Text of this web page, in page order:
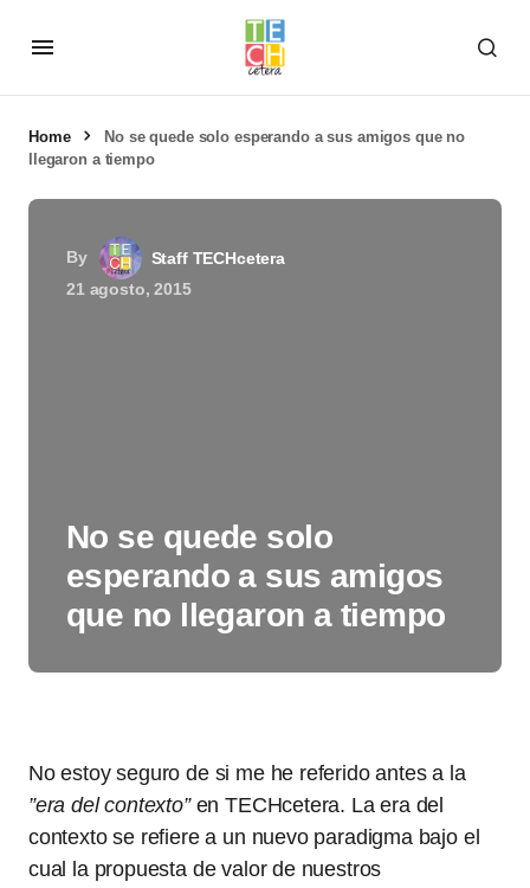
Home
No se quede solo esperando a sus amigos que no
llegaron a tiempo
By
Staff TECHcetera
21 agosto, 2015
No se quede solo
esperando a sus amigos
que no llegaron a tiempo
No estoy seguro de si me he referido antes a la
”era del contexto”en TECHcetera. La era del
contexto se refiere a un nuevo paradigma bajo el
cual la propuesta de valor de nuestros